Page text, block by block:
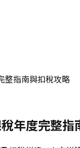
整指南與扣稅攻略
年度完整指